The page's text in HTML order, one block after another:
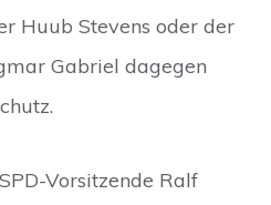
Huub Stevens oder der
Gabriel dagegen
Vorsitzende Ralf